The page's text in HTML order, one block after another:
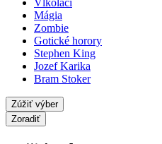
Vlkolaci
Mágia
Zombie
Gotické horory
Stephen King
Jozef Karika
Bram Stoker
Zúžiť výber
Zoradiť